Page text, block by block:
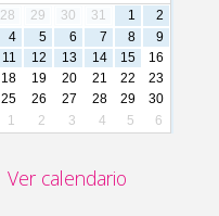
28 29 30 31 1
2
4 5 6 7 8
9
11 12 13 14 15
16
18 19 20 21 22
23
25 26 27 28 29
30
1 2 3 4 5 6
Ver calendario